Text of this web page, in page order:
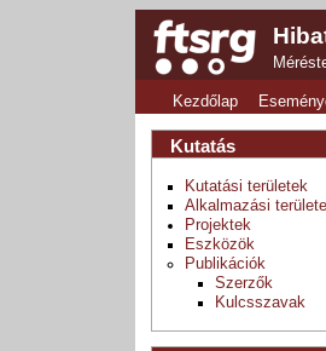
Kezdőlap
Kutatás
Kutatási területek
Alkalmazási
Projektek
Eszközök
Publikációk
Szerzők
Kulcsszavak